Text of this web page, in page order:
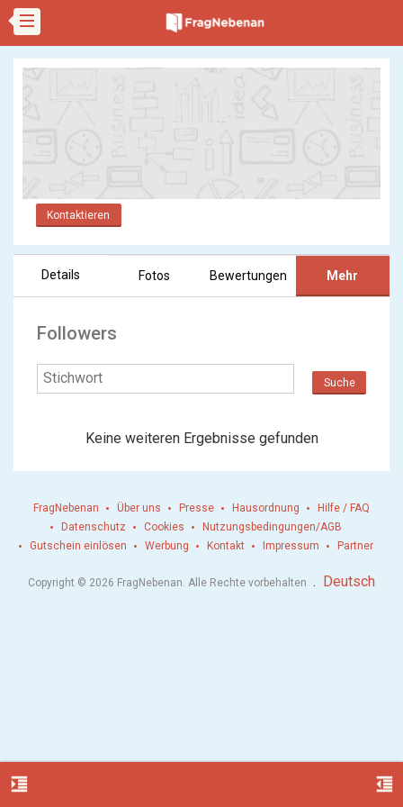
Kontaktieren
Details Fotos Bewertungen Mehr
Followers
Suche
Keine weiteren Ergebnisse gefunden
format_indent_increase format_indent_decrease
FragNebenan Über uns Presse Hausordnung
Hilfe / FAQ
Datenschutz
Cookies
Nutzungsbedingungen/AGB
Gutschein einlösen
Werbung Kontakt Impressum Partner
Copyright © 2026 FragNebenan. Alle Rechte vorbehalten . Deutsch